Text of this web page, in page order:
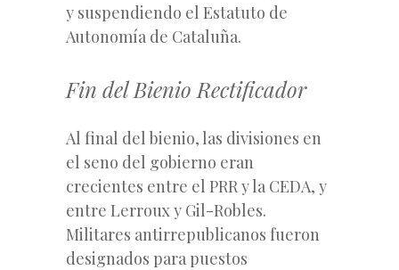
y suspendiendo el Estatuto de
Autonomía de Cataluña.
Fin del Bienio Rectificador
Al final del bienio, las divisiones en
el seno del gobierno eran
crecientes entre el PRR y la CEDA, y
entre Lerroux y Gil-Robles.
Militares antirrepublicanos fueron
designados para puestos